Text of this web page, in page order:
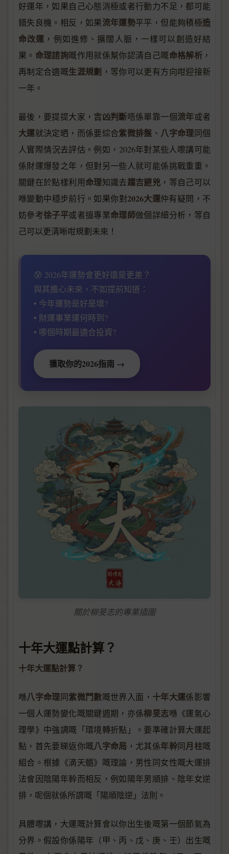
好運年，如果自己心態消極或者行動力不足，都可能
錯失良機。相反，如果流年運勢平平，但能夠積極造
命改運 ，例如進修、擴闊人脈，一樣可以創造好結
果。 命理諮詢嘅作用就係幫你認清自己嘅命格解析 ，
再制定合適嘅生涯規劃 ，等你可以更有方向咁迎接新
一年。
最後，要提提大家， 吉凶判斷唔係單靠一個流年或者
大運就決定晒，而係要綜合紫微排盤 、 八字命理同個
人實際情況去評估。例如，2026年對某些人嚟講可能
係財運爆發之年，但對另一些人就可能係挑戰重重。
關鍵在於點樣利用命理知識去趨吉避兇 ，等自己可以
喺變動中穩步前行。如果你對2026大運仲有疑問，不
妨參考徐子平或者搵專業命理師做個詳細分析，等自
己可以更清晰咁規劃未來！
😰 2026年運勢會更好還是更差？
與其擔心未來，不如提前知道：
• 今年運勢是好是壞?
• 財運事業運何時到?
• 哪個時期最適合投資?
獲取你的2026指南 →
關於柳旻志的專業插圖
十年大運點計算？
十年大運點計算？
喺八字命理同紫微鬥數嘅世界入面， 十年大運係影響
一個人運勢變化嘅關鍵週期，亦係柳旻志喺《運氣心
理學》中強調嘅「環境轉折點」。要準確計算大運起
點，首先要睇返你嘅八字命局 ，尤其係年幹同月柱嘅
組合。根據《滴天髓》嘅理論，男性同女性嘅大運排
法會因陰陽年幹而相反，例如陽年男順排、陰年女逆
排，呢個就係所謂嘅「陽順陰逆」法則。
具體嚟講，大運嘅計算會以你出生後嘅第一個節氣為
分界。假設你係陽年（甲、丙、戊、庚、壬）出生嘅